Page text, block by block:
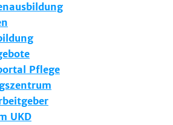
Pflege
UKD